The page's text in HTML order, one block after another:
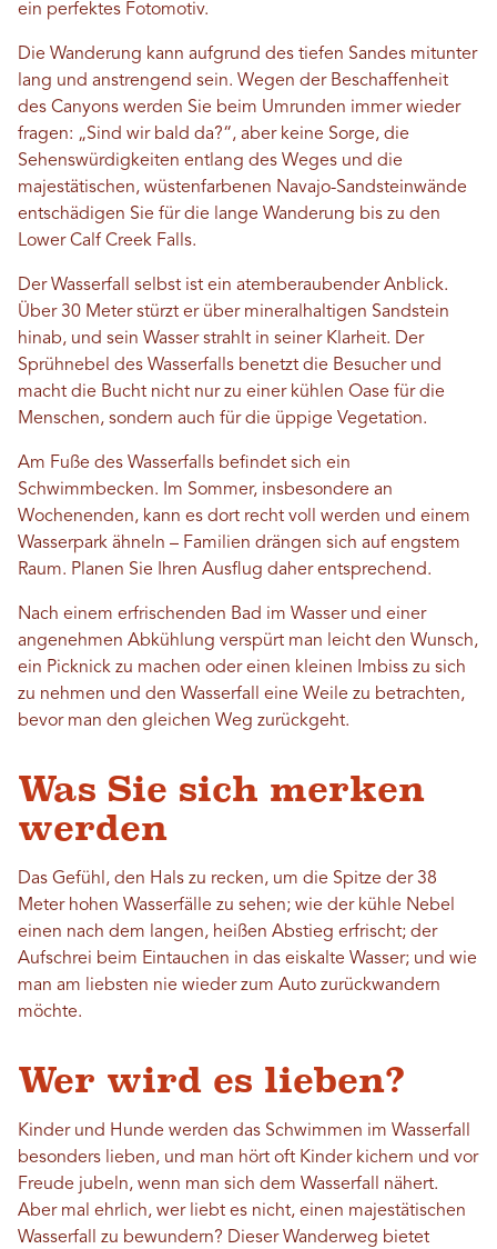
ein perfektes Fotomotiv.
Die Wanderung kann aufgrund des tiefen Sandes mitunter
lang und anstrengend sein. Wegen der Beschaffenheit
des Canyons werden Sie beim Umrunden immer wieder
fragen: „Sind wir bald da?“, aber keine Sorge, die
Sehenswürdigkeiten entlang des Weges und die
majestätischen, wüstenfarbenen Navajo-Sandsteinwände
entschädigen Sie für die lange Wanderung bis zu den
Lower Calf Creek Falls.
Der Wasserfall selbst ist ein atemberaubender Anblick.
Über 30 Meter stürzt er über mineralhaltigen Sandstein
hinab, und sein Wasser strahlt in seiner Klarheit. Der
Sprühnebel des Wasserfalls benetzt die Besucher und
macht die Bucht nicht nur zu einer kühlen Oase für die
Menschen, sondern auch für die üppige Vegetation.
Am Fuße des Wasserfalls befindet sich ein
Schwimmbecken. Im Sommer, insbesondere an
Wochenenden, kann es dort recht voll werden und einem
Wasserpark ähneln – Familien drängen sich auf engstem
Raum. Planen Sie Ihren Ausflug daher entsprechend.
Nach einem erfrischenden Bad im Wasser und einer
angenehmen Abkühlung verspürt man leicht den Wunsch,
ein Picknick zu machen oder einen kleinen Imbiss zu sich
zu nehmen und den Wasserfall eine Weile zu betrachten,
bevor man den gleichen Weg zurückgeht.
Was Sie sich merken
werden
Das Gefühl, den Hals zu recken, um die Spitze der 38
Meter hohen Wasserfälle zu sehen; wie der kühle Nebel
einen nach dem langen, heißen Abstieg erfrischt; der
Aufschrei beim Eintauchen in das eiskalte Wasser; und wie
man am liebsten nie wieder zum Auto zurückwandern
möchte.
Wer wird es lieben?
Kinder und Hunde werden das Schwimmen im Wasserfall
besonders lieben, und man hört oft Kinder kichern und vor
Freude jubeln, wenn man sich dem Wasserfall nähert.
Aber mal ehrlich, wer liebt es nicht, einen majestätischen
Wasserfall zu bewundern? Dieser Wanderweg bietet